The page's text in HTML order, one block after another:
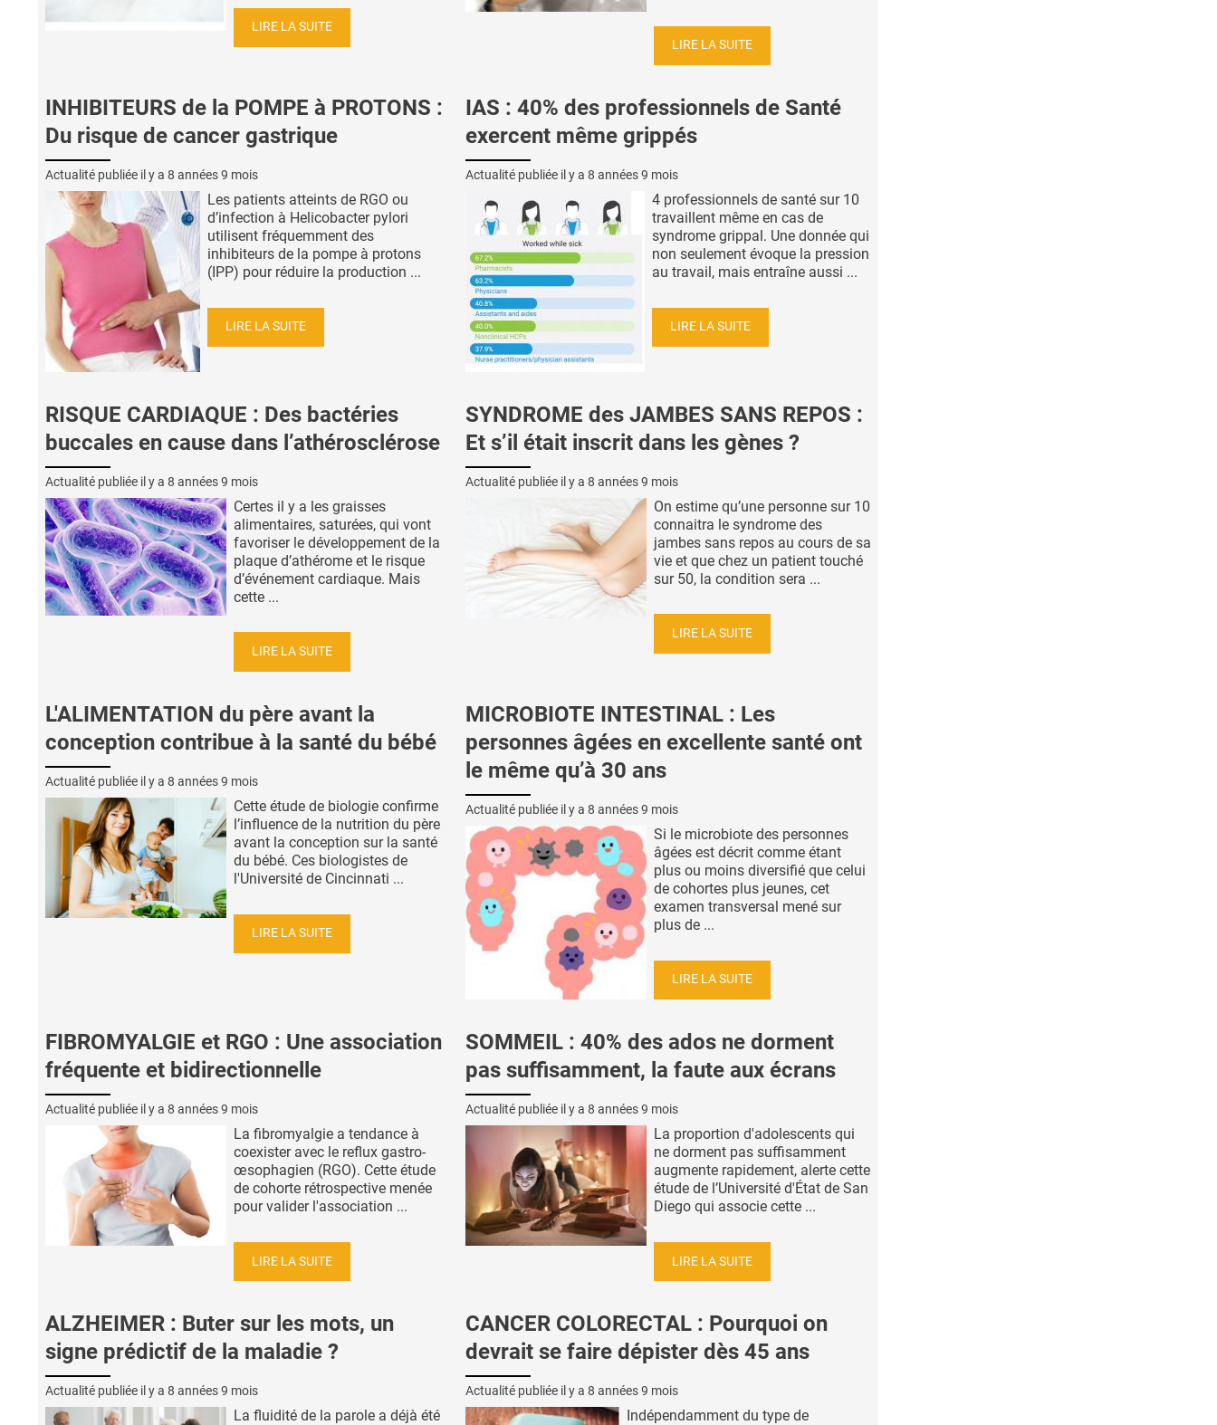
LIRE LA SUITE
LIRE LA SUITE
INHIBITEURS de la POMPE à PROTONS :
Du risque de cancer gastrique
Actualité publiée il y a 8 années 9 mois
Les patients atteints de RGO ou
d’infection à Helicobacter pylori
utilisent fréquemment des
inhibiteurs de la pompe à protons
(IPP) pour réduire la production ...
LIRE LA SUITE
IAS : 40% des professionnels de Santé
exercent même grippés
Actualité publiée il y a 8 années 9 mois
4 professionnels de santé sur 10
travaillent même en cas de
syndrome grippal. Une donnée qui
non seulement évoque la pression
au travail, mais entraîne aussi ...
LIRE LA SUITE
RISQUE CARDIAQUE : Des bactéries
buccales en cause dans l’athérosclérose
Actualité publiée il y a 8 années 9 mois
Certes il y a les graisses
alimentaires, saturées, qui vont
favoriser le développement de la
plaque d’athérome et le risque
d’événement cardiaque. Mais
cette ...
LIRE LA SUITE
SYNDROME des JAMBES SANS REPOS :
Et s’il était inscrit dans les gènes ?
Actualité publiée il y a 8 années 9 mois
On estime qu’une personne sur 10
connaitra le syndrome des
jambes sans repos au cours de sa
vie et que chez un patient touché
sur 50, la condition sera ...
LIRE LA SUITE
L'ALIMENTATION du père avant la
conception contribue à la santé du bébé
Actualité publiée il y a 8 années 9 mois
Cette étude de biologie confirme
l’influence de la nutrition du père
avant la conception sur la santé
du bébé. Ces biologistes de
l'Université de Cincinnati ...
LIRE LA SUITE
MICROBIOTE INTESTINAL : Les
personnes âgées en excellente santé ont
le même qu’à 30 ans
Actualité publiée il y a 8 années 9 mois
Si le microbiote des personnes
âgées est décrit comme étant
plus ou moins diversifié que celui
de cohortes plus jeunes, cet
examen transversal mené sur
plus de ...
LIRE LA SUITE
FIBROMYALGIE et RGO : Une association
fréquente et bidirectionnelle
Actualité publiée il y a 8 années 9 mois
La fibromyalgie a tendance à
coexister avec le reflux gastro-
œsophagien (RGO). Cette étude
de cohorte rétrospective menée
pour valider l'association ...
LIRE LA SUITE
SOMMEIL : 40% des ados ne dorment
pas suffisamment, la faute aux écrans
Actualité publiée il y a 8 années 9 mois
La proportion d'adolescents qui
ne dorment pas suffisamment
augmente rapidement, alerte cette
étude de l’Université d'État de San
Diego qui associe cette ...
LIRE LA SUITE
ALZHEIMER : Buter sur les mots, un
signe prédictif de la maladie ?
Actualité publiée il y a 8 années 9 mois
La fluidité de la parole a déjà été
CANCER COLORECTAL : Pourquoi on
devrait se faire dépister dès 45 ans
Actualité publiée il y a 8 années 9 mois
Indépendamment du type de